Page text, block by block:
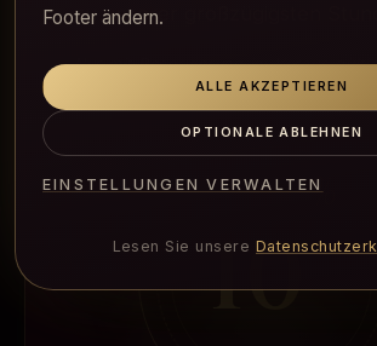
zu unserer großzügigsten
Nur mit Reservierung im Voraus
anderen Aktionen kombinierbar.
10
%
Footer ändern.
ALLE AKZEPTIEREN
OPTIONALE ABLEHNEN
EINSTELLUNGEN VERWALTEN
Lesen Sie unsere